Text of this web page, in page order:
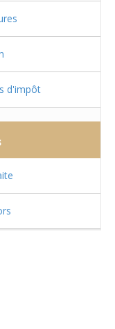
d'impôt